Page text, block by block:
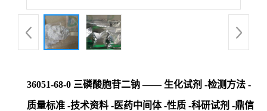
36051-68-0 三磷酸胞苷二钠 —— 生化试剂 -检测方法 -
质量标准 -技术资料 -医药中间体 -性质 -科研试剂 -鼎信